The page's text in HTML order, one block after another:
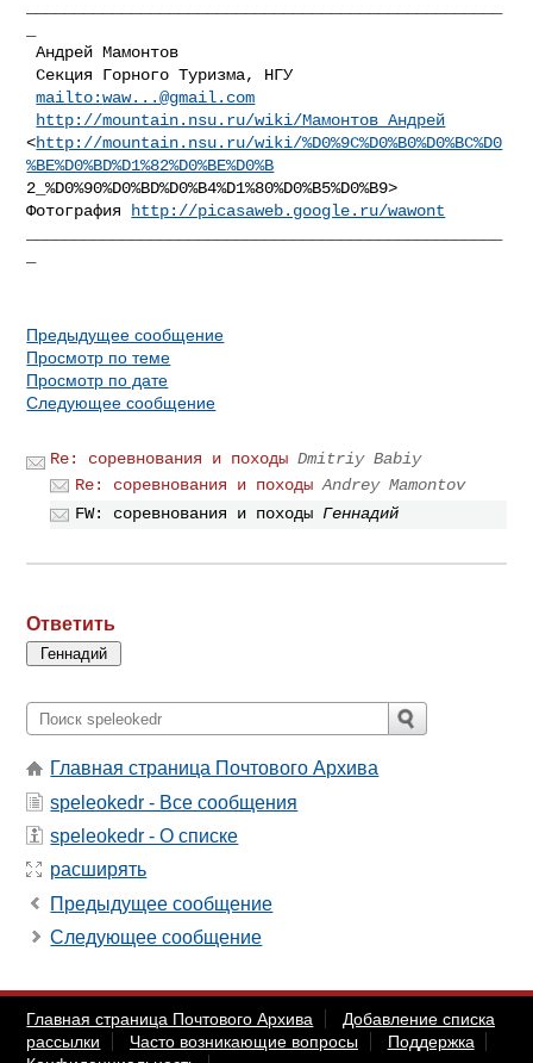
Андрей Мамонтов
Секция Горного Туризма, НГУ
mailto:waw...@gmail.com
http://mountain.nsu.ru/wiki/Мамонтов_Андрей
<http://mountain.nsu.ru/wiki/%D0%9C%D0%B0%D0%BC%D0
%BE%D0%BD%D1%82%D0%BE%D0%B
2_%D0%90%D0%BD%D0%B4%D1%80%D0%B5%D0%B9>
Фотография
http://picasaweb.google.ru/wawont
Предыдущее сообщение
Просмотр по теме
Просмотр по дате
Следующее сообщение
Re: соревнования и походы Dmitriy Babiy
Re: соревнования и походы Andrey Mamontov
FW: соревнования и походы Геннадий
Ответить
Главная страница Почтового Архива
speleokedr - Все сообщения
speleokedr - О списке
расширять
Предыдущее сообщение
Следующее сообщение
Главная страница Почтового Архива
Добавление списка
рассылки
Часто возникающие вопросы
Поддержка